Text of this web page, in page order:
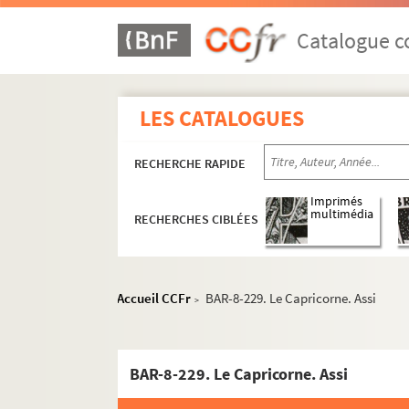
Catalogue
LES CATALOGUES
RECHERCHE RAPIDE
RECHERCHES CIBLÉES
Imprimés
multimédia
Accueil CCFr > BAR-8-229. Le Capricorne. Assi
BAR-8-229. Le Capricorne. Assi
L.H.
Alfred le Petit ou A.L.P
Alph. Lévy
Marchandeau, éd.
Marcilly
Mathis
Meyer
Moloch
Monbart